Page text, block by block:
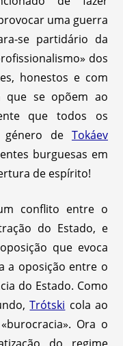
uma guerra
se partidário da
dos
honestos e com
que se opõem ao
que todos os
género de Tokáev
burguesas em
de espírito!
conflito entre o
do Estado, e
que evoca
a oposição entre o
do Estado. Como
Trótski cola ao
Ora o